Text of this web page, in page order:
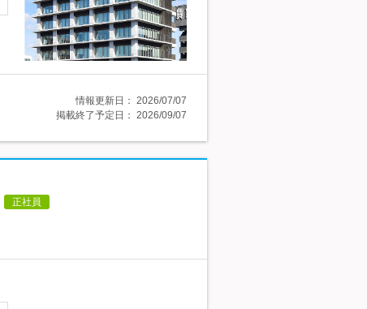
情報更新日： 2026/07/07
掲載終了予定日： 2026/09/07
正社員